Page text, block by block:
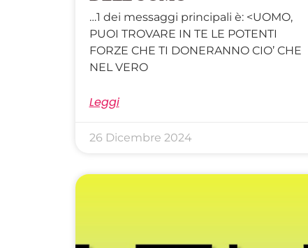
…1 dei messaggi principali è: <UOMO,
PUOI TROVARE IN TE LE POTENTI
FORZE CHE TI DONERANNO CIO’ CHE
NEL VERO
Leggi
26 Dicembre 2024